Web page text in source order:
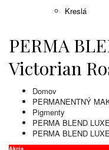
Kreslá
PERMA
Victorian
Domov
PERMANENTNÝ
Pigmenty
PERMA BLEND LUXE
PERMA BLEND